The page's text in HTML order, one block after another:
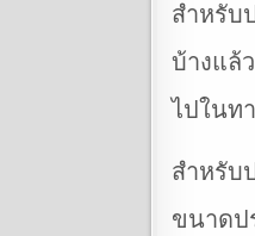
สำหรับ
บ้างแล้
ไปในท
สำหรับ
ขนาดป